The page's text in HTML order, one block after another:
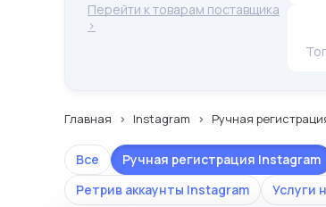
Перейти к товарам поставщика
>
Главная Instagram Ручная
Все Ручная регистрация Instagram
Ретрив аккаунты Instagram
Услуги